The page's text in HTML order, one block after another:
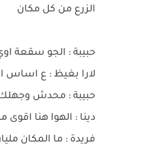
الزرع من كل مكان
حبيبة : الجو سقعة
لارا بغيظ : ع اساس
حبيبة : محدش وجهلك
دينا : الهوا هنا اقوى
فريدة : ما المكان